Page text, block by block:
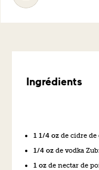
Ingrédients
1 1/4 oz de cidre de
1/4 oz de vodka
1 oz de nectar de